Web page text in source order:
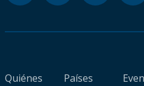
Quiénes
Países